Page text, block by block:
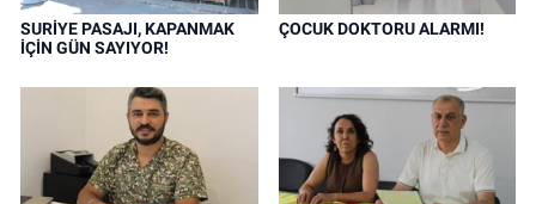
SURİYE PASAJI, KAPANMAK
İÇİN GÜN SAYIYOR!
ÇOCUK DOKTORU ALARMI!